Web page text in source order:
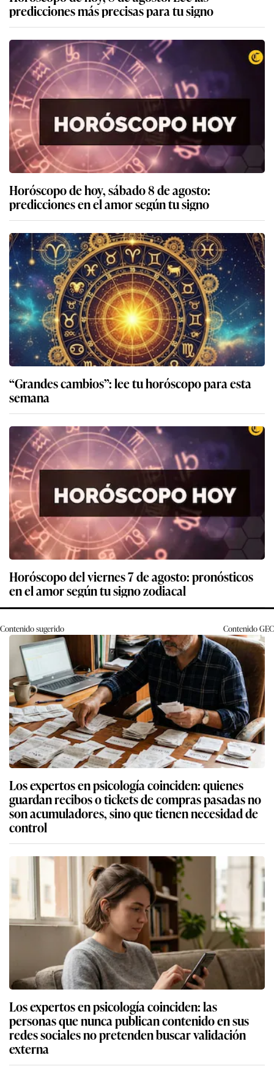
predicciones más precisas para tu signo
Horóscopo de hoy, sábado 8 de agosto:
predicciones en el amor según tu signo
“Grandes cambios”: lee tu horóscopo para esta
semana
Horóscopo del viernes 7 de agosto: pronósticos
en el amor según tu signo zodiacal
Contenido sugerido ContenidoGEC
Los expertos en psicología coinciden: quienes
guardan recibos o tickets de compras pasadas no
son acumuladores, sino que tienen necesidad de
control
Los expertos en psicología coinciden: las
personas que nunca publican contenido en sus
redes sociales no pretenden buscar validación
externa